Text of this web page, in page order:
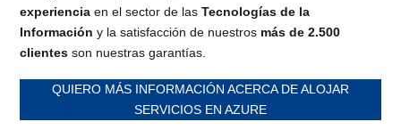
experiencia en el sector de lasTecnologías de la
Información y la satisfacción de nuestros más de 2.500
clientes son nuestras garantías.
QUIERO MÁS INFORMACIÓN ACERCA DE ALOJAR
SERVICIOS EN AZURE